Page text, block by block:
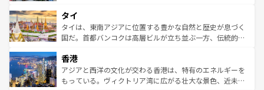
リティに包まれながら、韓国の多彩な魅力を心ゆくまで味
わってみてほしい。 なお、新着の韓国情報はコンテンツ一
覧を参照してほしい。
急速な発展と共に伝統が息づく。ハノイの古い町並みやホ
ーチミン市のフランス統治時代の建物も、独特の雰囲気を
醸し出している。また、バラエティの豊かさとおいしさで
とつ。フォーやバインミー、ベトナムコーヒーなどは、ぜ
ひ現地で味わいたい。どの地域を訪れてもあたたかい人々
が旅行者を迎えてくれるので、きっと忘れられない旅にな
タイ
タイは、東南アジアに位置する豊かな自然と歴史が息づく
国だ。首都バンコクは高層ビルが立ち並ぶ一方、伝統的な
の活気が交差している。北部ではチェンマイなどの山岳地
帯で自然と触れ合い、南部ではプーケットやクラビの美し
いビーチでリゾート気分を楽しむことができる。タイ料理
香港
アジアと西洋の文化が交わる香港は、特有のエネルギーを
もっている。ヴィクトリア湾に広がる壮大な景色、近未来